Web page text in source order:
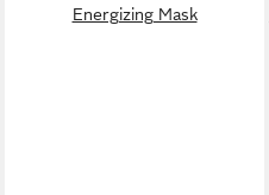
Energizing Mask